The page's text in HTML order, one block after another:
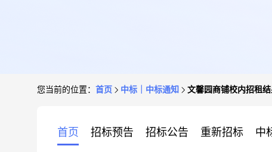
您当前的位置： 首页 中标｜中标通知 文馨园商铺校内招租
首页 招标预告 招标公告 重新招标 中